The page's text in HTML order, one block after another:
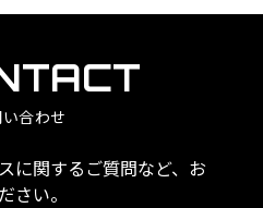
合わせ
に関するご質問など、お
さい。